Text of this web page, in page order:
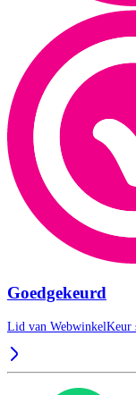
Goedgekeurd
Lid van WebwinkelKeur